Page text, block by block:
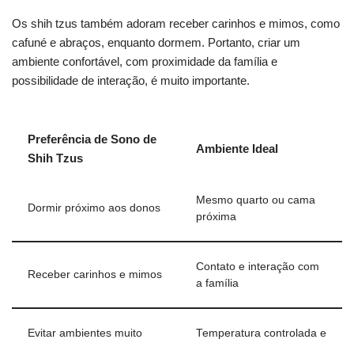
Os shih tzus também adoram receber carinhos e mimos, como
cafuné e abraços, enquanto dormem. Portanto, criar um
ambiente confortável, com proximidade da família e
possibilidade de interação, é muito importante.
Preferência de Sono de
Shih Tzus
Ambiente Ideal
Dormir próximo aos donos
Mesmo quarto ou cama
próxima
Receber carinhos e mimos
Contato e interação com
a família
Evitar ambientes muito
Temperatura controlada e